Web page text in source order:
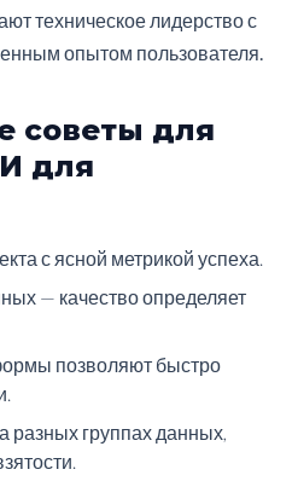
техническое лидерство с
опытом пользователя.
советы для
для
с ясной метрикой успеха.
— качество определяет
позволяют быстро
разных группах данных,